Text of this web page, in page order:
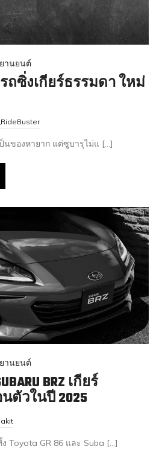
านยนต์
รถซิ่งเกียร์ธรรมดา ใหม่
นของหายาก แต่ซูบารุไม่แ […]
านยนต์
BRZ เกียร์
ตัวในปี 2025
Toyota GR 86 และ Suba […]